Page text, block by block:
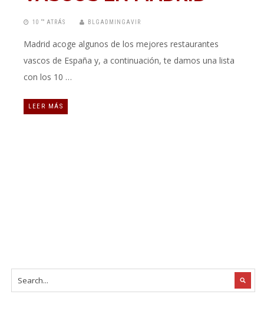
10 “” ATRÁS BLGADMINGAVIR
Madrid acoge algunos de los mejores restaurantes
vascos de España y, a continuación, te damos una lista
con los 10 …
LEER MÁS